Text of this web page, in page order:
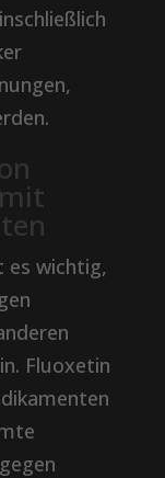
es wichtig,
Fluoxetin